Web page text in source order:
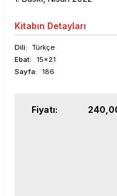
Kitabın Detayları
Dili:
Türkçe
Ebat:
15x21
Sayfa: 186
Fiyatı: